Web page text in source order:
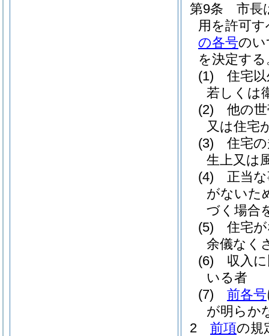
第9条
市長
用を許可
の各号のい
を決定する
(1)
住宅
若しくは
(2)
他の
又は住宅
(3)
住宅
生上又は
(4)
正当
がないた
づく場合
(5)
住宅
余儀なく
(6)
収入
いる者
(7)
前各号
が明らか
2
前項の規